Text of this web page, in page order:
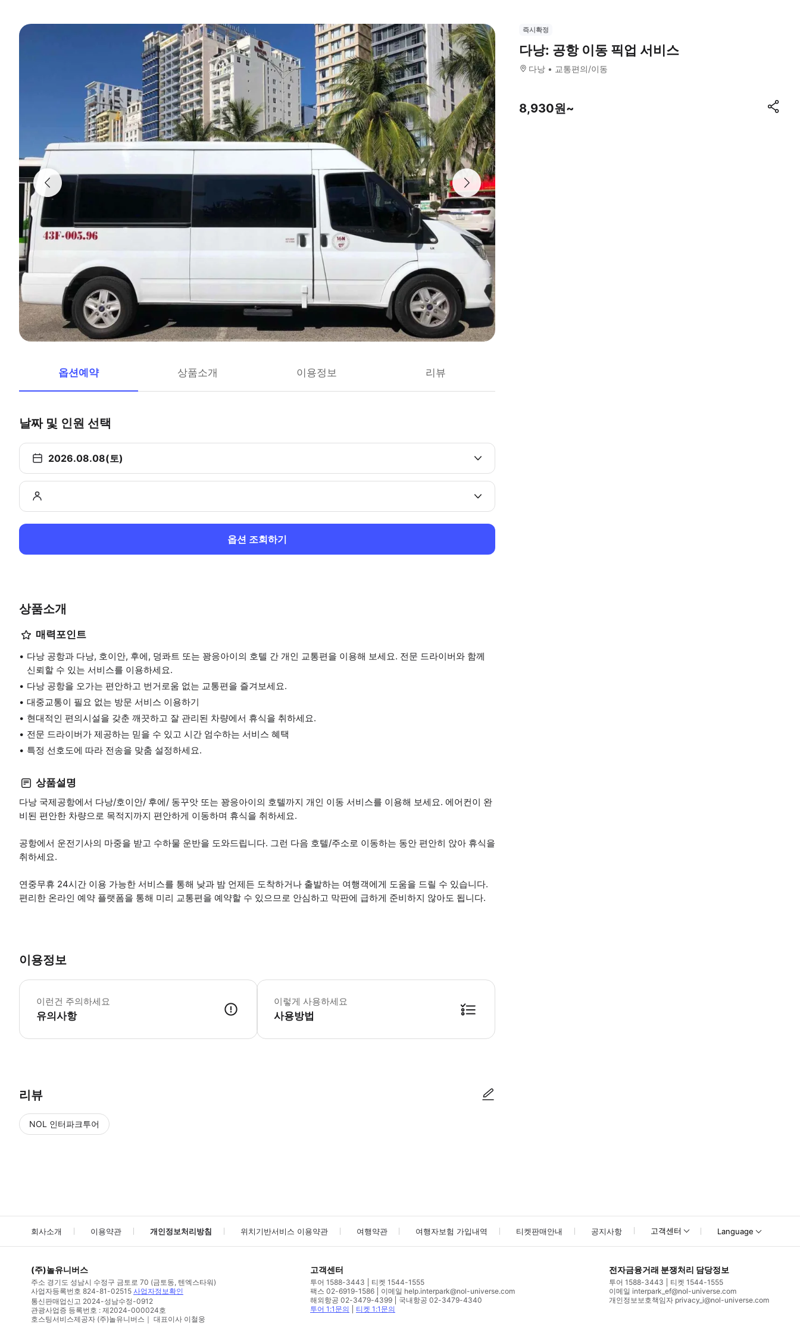
옵션예약 상품소개 이용정보 리뷰
날짜 및 인원 선택
2026.08.08(토)
옵션 조회하기
상품소개
매력포인트
다낭 공항과 다낭, 호이안, 후에, 덩콰트 또는 꽝응아이의 호텔 간 개인 교통편을 이용해 보세요. 전문 드라이버와 함께
신뢰할 수 있는 서비스를 이용하세요.
다낭 공항을 오가는 편안하고 번거로움 없는 교통편을 즐겨보세요.
대중교통이 필요 없는 방문 서비스 이용하기
현대적인 편의시설을 갖춘 깨끗하고 잘 관리된 차량에서 휴식을 취하세요.
전문 드라이버가 제공하는 믿을 수 있고 시간 엄수하는 서비스 혜택
특정 선호도에 따라 전송을 맞춤 설정하세요.
상품설명
다낭 국제공항에서 다낭/호이안/ 후에/ 동꾸앗 또는 꽝응아이의 호텔까지 개인 이동 서비스를 이용해 보세요. 에어컨이 완
비된 편안한 차량으로 목적지까지 편안하게 이동하며 휴식을 취하세요.
공항에서 운전기사의 마중을 받고 수하물 운반을 도와드립니다. 그런 다음 호텔/주소로 이동하는 동안 편안히 앉아 휴식을
취하세요.
연중무휴 24시간 이용 가능한 서비스를 통해 낮과 밤 언제든 도착하거나 출발하는 여행객에게 도움을 드릴 수 있습니다.
편리한 온라인 예약 플랫폼을 통해 미리 교통편을 예약할 수 있으므로 안심하고 막판에 급하게 준비하지 않아도 됩니다.
이용정보
이런건 주의하세요
유의사항
항공편 번호와 도착 시간을 알려주세요. 일반적으로 드라이버는 온라인으로 항공편 세부 정보를 모니터링하여 항공편이 지연되는지 항상 알고 있습니다.
이렇게 사용하세요
사용방법
리뷰
NOL 인터파크투어
즉시확정
다낭: 공항 이동 픽업 서비스
다낭 교통편의/이동
8,930원~
회사소개 이용약관 개인정보처리방침 위치기반서비스 이용약관 여행약관 여행자보험 가입내역 티켓판매안내 공지사항 고객센터 Language
(주)놀유니버스
주소 경기도 성남시 수정구 금토로 70 (금토동, 텐엑스타워)
사업자등록번호 824-81-02515 사업자정보확인
통신판매업신고 2024-성남수정-0912
관광사업증 등록번호 : 제2024-000024호
호스팅서비스제공자 (주)놀유니버스｜ 대표이사 이철웅
고객센터
투어 1588-3443
티켓 1544-1555
팩스 02-6919-1586
이메일 help.interpark@nol-universe.com
해외항공 02-3479-4399
국내항공 02-3479-4340
투어 1:1문의
티켓 1:1문의
전자금융거래 분쟁처리 담당정보
투어 1588-3443
티켓 1544-1555
이메일 interpark_ef@nol-universe.com
개인정보보호책임자 privacy_i@nol-universe.com